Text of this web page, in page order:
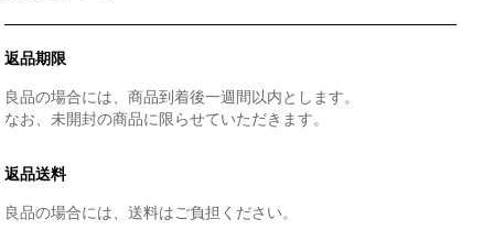
返品期限
良品の場合には、商品到着後一週間以内とします。
なお、未開封の商品に限らせていただきます。
返品送料
良品の場合には、送料はご負担ください。